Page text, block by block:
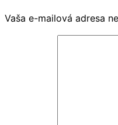
Vaša e-mailová adresa